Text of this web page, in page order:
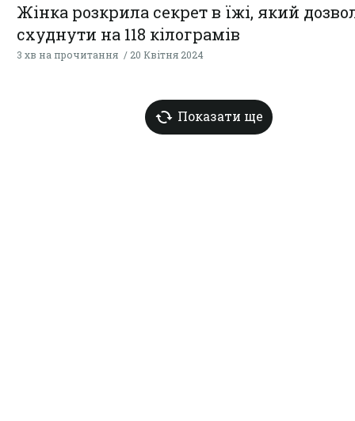
Жінка розкрила секрет в їжі, який
схуднути на 118 кілограмів
3 хв на прочитання 20 Квітня 2024
Показати ще